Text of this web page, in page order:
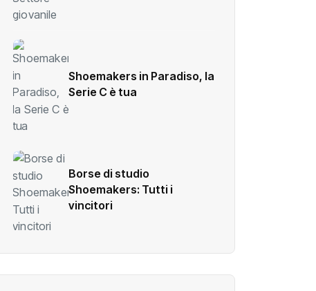
Shoemakers in Paradiso, la
Serie C è tua
Borse di studio
Shoemakers: Tutti i
vincitori